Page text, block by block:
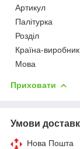
Артикул
Палітурка
Розділ
Країна-
Мова
Приховати
Умови
Нова Пошта